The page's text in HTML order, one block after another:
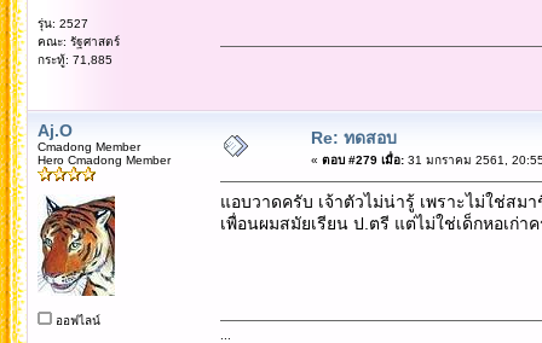
รุ่น: 2527
คณะ: รัฐศาสตร์
กระทู้: 71,885
Aj.O
Cmadong Member
Hero Cmadong Member
ออฟไลน์
Re: ทดสอบ
« ตอบ #279 เมื่อ:31 มกราคม 2561,
แอบวาดครับ เจ้าตัวไม่น่ารู้ เพราะไม่ใช่สมา
เพื่อนผมสมัยเรียน ป.ตรี แต่ไม่ใช่เด็กหอเก่า